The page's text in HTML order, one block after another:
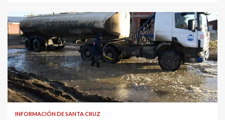
INFORMACIÓN DE SANTA CRUZ